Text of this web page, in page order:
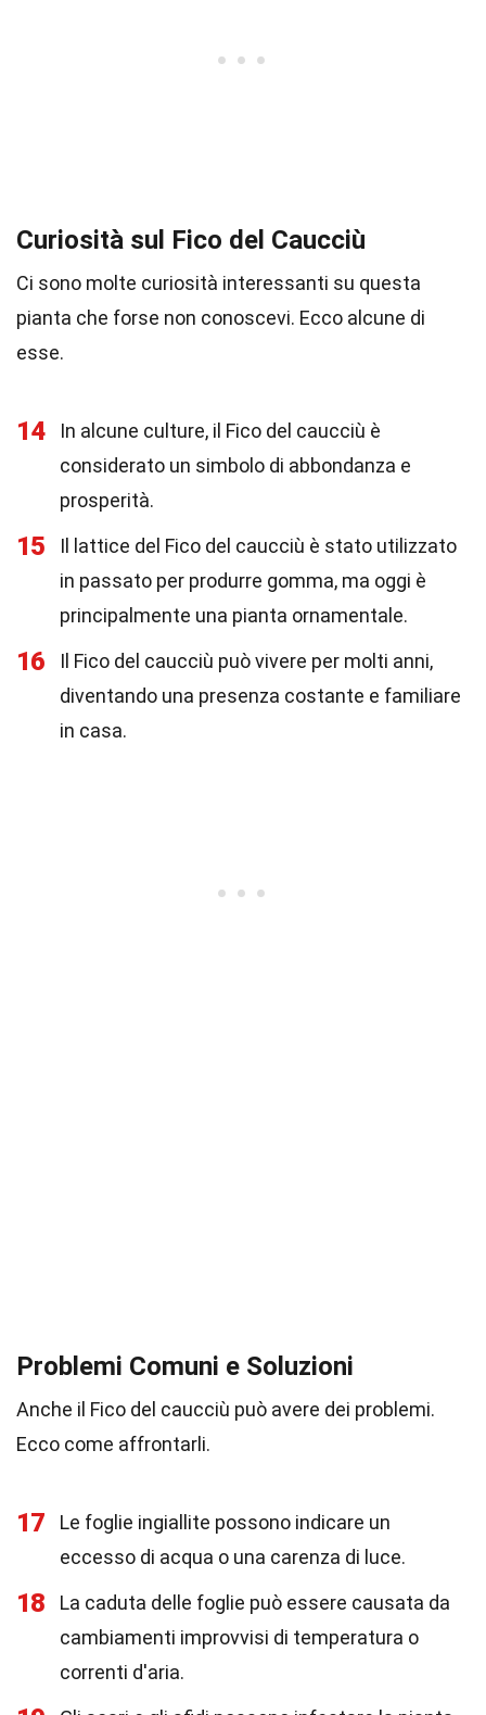
Curiosità sul Fico del Caucciù
Ci sono molte curiosità interessanti su questa
pianta che forse non conoscevi. Ecco alcune di
esse.
14
In alcune culture, il Fico del caucciù è
considerato un simbolo di abbondanza e
prosperità.
15
Il lattice del Fico del caucciù è stato utilizzato
in passato per produrre gomma, ma oggi è
principalmente una pianta ornamentale.
16
Il Fico del caucciù può vivere per molti anni,
diventando una presenza costante e familiare
in casa.
Problemi Comuni e Soluzioni
Anche il Fico del caucciù può avere dei problemi.
Ecco come affrontarli.
17
Le foglie ingiallite possono indicare un
eccesso di acqua o una carenza di luce.
18
La caduta delle foglie può essere causata da
cambiamenti improvvisi di temperatura o
correnti d'aria.